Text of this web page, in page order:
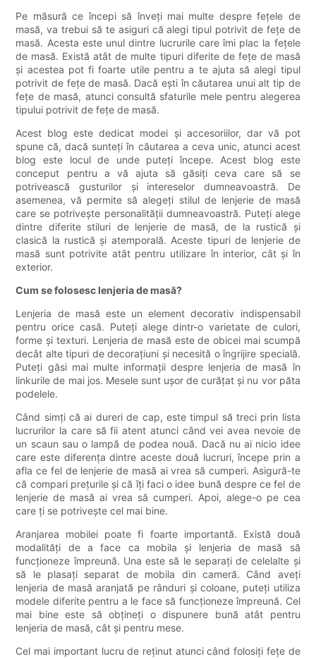
Pe măsură ce începi să înveți mai multe despre fețele de
masă, va trebui să te asiguri că alegi tipul potrivit de fețe de
masă. Acesta este unul dintre lucrurile care îmi plac la fețele
de masă. Există atât de multe tipuri diferite de fețe de masă
și acestea pot fi foarte utile pentru a te ajuta să alegi tipul
potrivit de fețe de masă. Dacă ești în căutarea unui alt tip de
fețe de masă, atunci consultă sfaturile mele pentru alegerea
tipului potrivit de fețe de masă.
Acest blog este dedicat modei și accesoriilor, dar vă pot
spune că, dacă sunteți în căutarea a ceva unic, atunci acest
blog este locul de unde puteți începe. Acest blog este
conceput pentru a vă ajuta să găsiți ceva care să se
potrivească gusturilor și intereselor dumneavoastră. De
asemenea, vă permite să alegeți stilul de lenjerie de masă
care se potrivește personalității dumneavoastră. Puteți alege
dintre diferite stiluri de lenjerie de masă, de la rustică și
clasică la rustică și atemporală. Aceste tipuri de lenjerie de
masă sunt potrivite atât pentru utilizare în interior, cât și în
exterior.
Cum se folosesc lenjeria de masă?
Lenjeria de masă este un element decorativ indispensabil
pentru orice casă. Puteți alege dintr-o varietate de culori,
forme și texturi. Lenjeria de masă este de obicei mai scumpă
decât alte tipuri de decorațiuni și necesită o îngrijire specială.
Puteți găsi mai multe informații despre lenjeria de masă în
linkurile de mai jos. Mesele sunt ușor de curățat și nu vor păta
podelele.
Când simți că ai dureri de cap, este timpul să treci prin lista
lucrurilor la care să fii atent atunci când vei avea nevoie de
un scaun sau o lampă de podea nouă. Dacă nu ai nicio idee
care este diferența dintre aceste două lucruri, începe prin a
afla ce fel de lenjerie de masă ai vrea să cumperi. Asigură-te
că compari prețurile și că îți faci o idee bună despre ce fel de
lenjerie de masă ai vrea să cumperi. Apoi, alege-o pe cea
care ți se potrivește cel mai bine.
Aranjarea mobilei poate fi foarte importantă. Există două
modalități de a face ca mobila și lenjeria de masă să
funcționeze împreună. Una este să le separați de celelalte și
să le plasați separat de mobila din cameră. Când aveți
lenjeria de masă aranjată pe rânduri și coloane, puteți utiliza
modele diferite pentru a le face să funcționeze împreună. Cel
mai bine este să obțineți o dispunere bună atât pentru
lenjeria de masă, cât și pentru mese.
Cel mai important lucru de reținut atunci când folosiți fețe de